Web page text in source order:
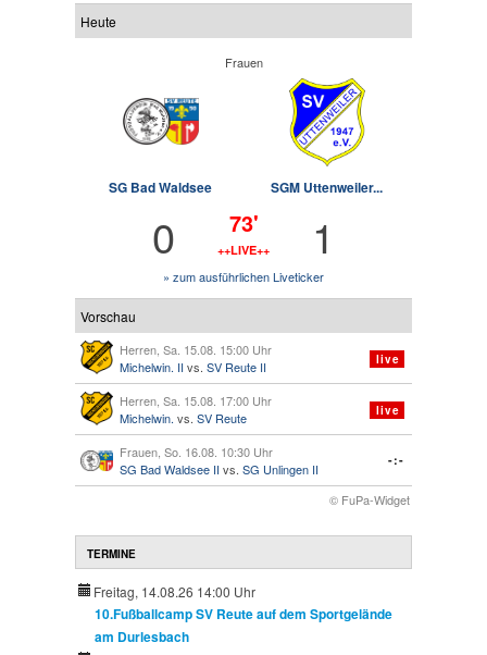
Heute
Frauen
SG Bad Waldsee SGM Uttenweiler...
0 73'
++LIVE++ 1
» zum ausführlichen Liveticker
Vorschau
Herren, Sa. 15.08. 15:00 Uhr
Michelwin. IIvs. SV Reute II live
Herren, Sa. 15.08. 17:00 Uhr
Michelwin. vs. SV Reute live
Frauen, So. 16.08. 10:30 Uhr
SG Bad Waldsee IIvs. SG Unlingen II
-:-
© FuPa-Widget
TERMINE
Freitag, 14.08.26 14:00 Uhr
10.Fußballcamp SV Reute auf dem Sportgelände
am Durlesbach